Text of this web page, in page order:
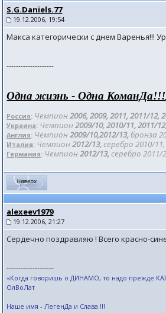
S.G.Daniels.77
19.12.2006, 19:54
Макса категорически с днем Варенья!!!
--------------------
Одна жизнь - Одна КоманДа!!!
Россия: Чемпион2006, 2009, 2011, 2011/12,
Украина: Чемпион2009/10, 2010/11, 2011/12
Англия: Чемпион2009/10,2012/13, бронза
Италия: Чемпион2012/13, серебро 2010/
Германия: Чемпион2012/13, серебро 2011/
alexeev1979
19.12.2006, 21:27
Сердечно поздравляю ! Всего красно-
--------------------
«Когда говоришь о ДИНАМО, то надо прежде
ОлВоЛат
Наше имя - ЛегенДа и Слава !!!